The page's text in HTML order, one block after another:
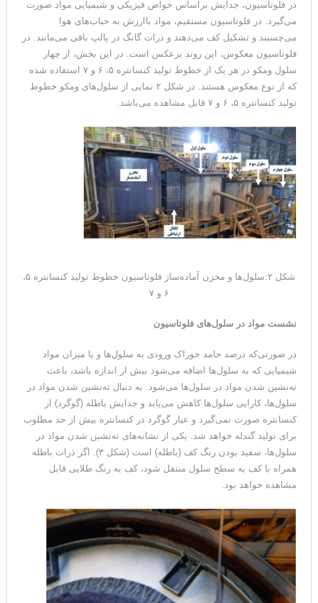
در فلوتاسیون، جدایش براساس خواص فیزیکی و شیمیایی مواد صورت
می‌گیرد. در فلوتاسیون مستقیم، مواد باارزش به حباب‌های هوا
می‌چسبند و تشکیل کف می‌دهند و ذرات گانگ در پالپ باقی می‌مانند. در
فلوتاسیون معکوس، این روند برعکس است. در این بخش، از چهار
سلول ومکو در هر یک از خطوط تولید کنسانتره ۵، ۶ و ۷ استفاده شده
که از نوع معکوس هستند. در شکل ۲ نمایی از سلول‌های ومکو خطوط
تولید کنسانتره ۵، ۶ و ۷ قابل مشاهده می‌باشد.
شکل ۲:سلول‌ها و مخزن آماده‌ساز فلوتاسیون خطوط تولید کنسانتره ۵،
۶ و ۷
نشست مواد در سلول‌های فلوتاسیون
در صورتی‌که درصد جامد خوراک ورودی به سلول‌ها و یا میزان مواد
شیمیایی که به سلول‌ها اضافه می‌شود بیش از اندازه باشد، باعث
ته‌نشین شدن مواد در سلول‌ها می‌شود. به دنبال ته‌نشین شدن مواد در
سلول‌ها، کارایی سلول‌ها کاهش می‌یابد و جدایش باطله (گوگرد) از
کنسانتره صورت نمی‌گیرد و عیار گوگرد در کنسانتره بیش از حد مطلوب
برای تولید گندله خواهد شد. یکی از نشانه‌های ته‌نشین شدن مواد در
سلول‌ها، سفید بودن رنگ کف (باطله) است (شکل ۳). اگر ذرات باطله
همراه با کف به سطح سلول منتقل شود، کف به رنگ طلایی قابل
مشاهده خواهد بود.